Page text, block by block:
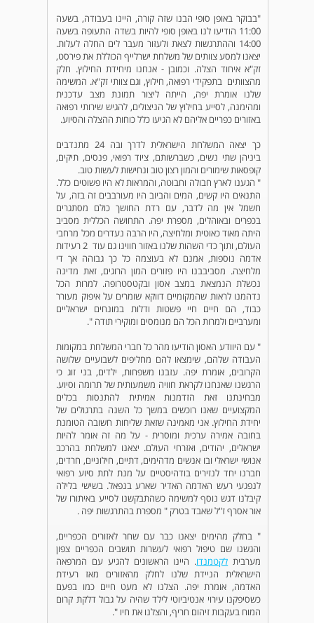
"בבוקר באופן סופי הבנו שזה קורה, היינו בעבודה, בשעה
11:00 הודיעו לנו באופן סופי להיות בשדה התעופה בשעה
14:00 וההתרגשות לצאת ולעזור מעבר לים החלה לעלות.
יצאנו למסע צוותים של משלחת ישרלייף הכוללת את פירסט,
זק"א איחוד הצלה. וכמובן - אנחנו מיחידת החילוץ. חלק
מהצוותים בתפקידי רפואה, חילוץ, וגם צוותי זק"א. המשימה
שלנו אומרת יפה, הייתה ליצור תמונת מצב עדכנית
ומהימנה, לסייע בחילוץ של הניצולים, להגיש שירותי רפואה
באזורים כפריים אליהם לא הגיעו כלל כוחות ההצלה והסיוע.
כך יצאה המשלחת הישראלית לדרך ובה 24 מתנדבים
ביניהן שתי נשים, כשברשותם, ציוד רפואי, פנסים, תיקים,
קופסאות שימורים והמון רצון טוב ונחישות לעשות טוב.
" הגענו לארץ חבולה וחבוטה, והמראות לא היו פשוטים כלל.
התנאים היו קשים, המים והביוב היו מעורבבים זה בזה, על
חשמל אין מה לדבר, עם רדת החושך כולם מסתגרים
בכפרים ובאוהלים, מספרת יפה. התחושה הכללית מסביב
היתה מאוד כאוטית ומלחיצה, היו הרבה נעדרים מכל מרחבי
העולם, ותוך כדי השהות שלנו באזור חווינו גם עוד 2 רעידות
אדמה נוספות, אמנם לא בעוצמה כל כך גבוהה אך די
מלחיצה. מסביבבנו היו פזורים המון הרוגים, זאת מדינה
נכשלת הנמצאת במצב אסון ובקטסטרופה. למרות הכל
נדהמנו לראות שהמקומיים דווקא שומרים על איפוק מעורר
כבוד, הם חיים חיי פשטות ודלות במונחים ישראליים
ומערביים ולמרות הכל הם מנומסים ומוקירי תודה ".
" עם היוודע האסון הודיעו מהר כל חברי המשלחת במקומות
העבודה שלהם, שימצאו להם מחליפים לשבועיים שלושה
הקרובים, אומרת יפה. עזבנו משפחות, ילדים, בני זוג כי
הרגשנו שאנחנו לקראת חוויה משמעותית של תרומה וסיוע.
מבחינתנו זאת הזדמנות אמיתית להתנסות בכלים
המקצועיים שאנו רוכשים במשך כל השנה בתרגולים של
יחידת החילוץ. אני מאמינה שזאת שליחות חשובה הטומנת
בחובה אמירה ערכית ומוסרית - על מה זה אומר להיות
ישראלים, יהודים, ואזרחי העולם. יצאנו למשלחת בהרכב
אנושי ישראלי ובו אנשים מדהימים, דתיים, חילוניים, חרדים,
חברנו יחד לנזירים בודהיסטיים על מנת לתת סיוע רפואי
לנפגעי רעש האדמה האדיר שארע בנפאל. בשישי בלילה
קיבלנו דגש נוסף למשימה כשהתבקשנו לסייע באיתורו של
אור אסרף ז"ל שאבד בטרק " מספרת בהתרגשות יפה .
" בחלק מהימים יצאנו כבר עם שחר לאזורים הכפריים,
והגשנו שם טיפול רפואי לעשרות תושבים הכפריים צפון
מערבית לקטמנדו. היינו הראשונים להגיע עם המרפאה
הישראלית הניידת שלנו לחלק מהאזורים מאז רעידת
האדמה, אומרת יפה. הצלנו לא מעט חיים כמו בפעם
כשסיפקנו עירוי אנטיביוטי לילד שהיה על גבול דלקת קרום
המוח בעקבות זיהום חריף, והצלנו את חיו ".